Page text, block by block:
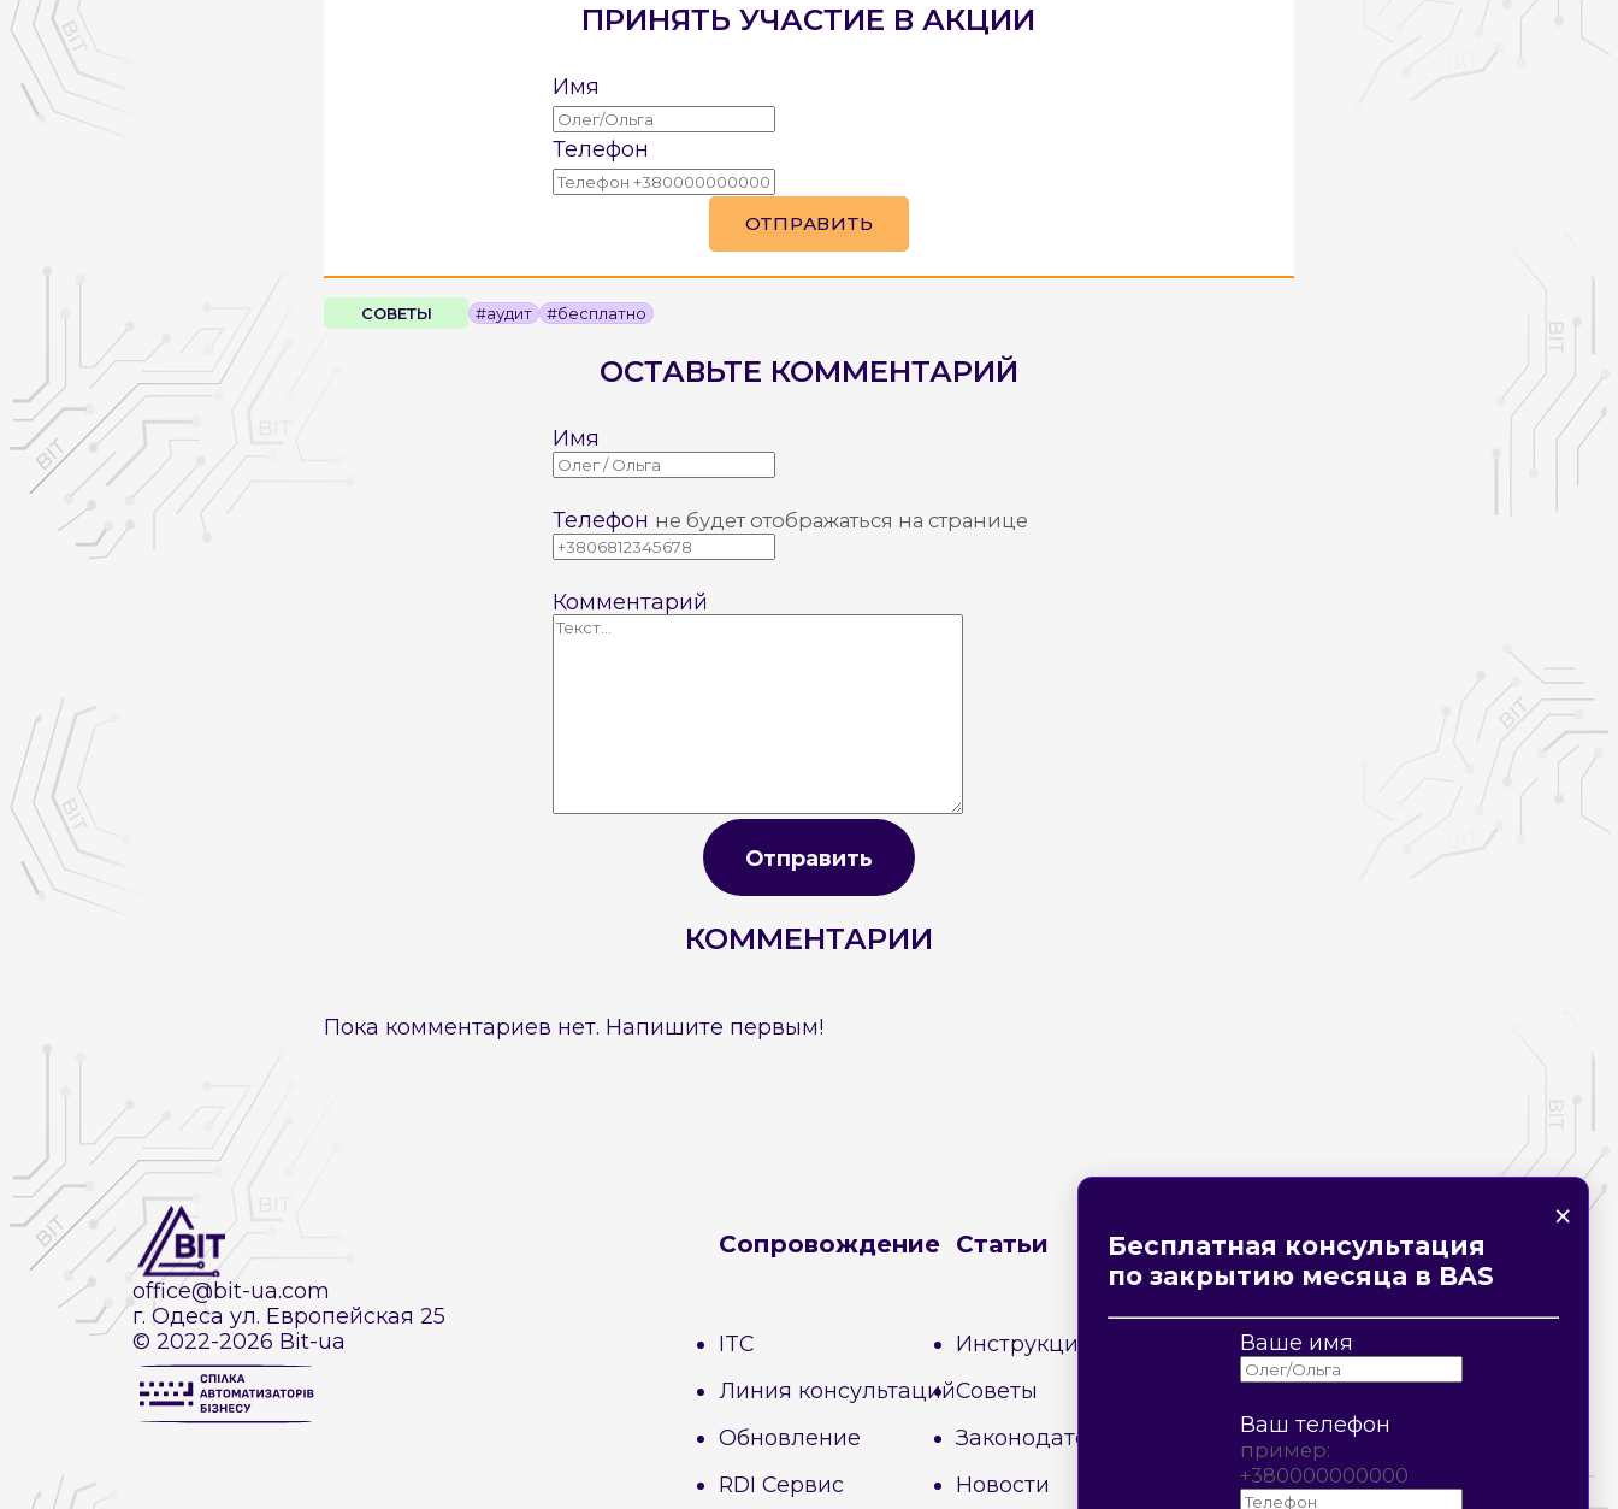
ПРИНЯТЬ УЧАСТИЕ В АКЦИИ
Имя
Телефон
СОВЕТЫ #аудит #бесплатно
ОСТАВЬТЕ КОММЕНТАРИЙ
Имя
Телефон не будет отображаться на странице
Комментарий
Отправить
КОММЕНТАРИИ
Пока комментариев нет. Напишите первым!
Отправить
×
Бесплатная консультация
по закрытию месяца в BAS
Ваше имя
Ваш телефон
пример:
+380000000000
office@bit-ua.com
г. Одеса ул. Европейская 25
© 2022-2026 Bit-ua
Сопровождение
ITC
Линия консультаций
Обновление
RDI Сервис
Статьи
Инструкции
Советы
Законодательство
Новости
Услуги
Аренда BAS
Обучение BAS
Переход на BAS
Доработка BAS
Соцсети
Facebook